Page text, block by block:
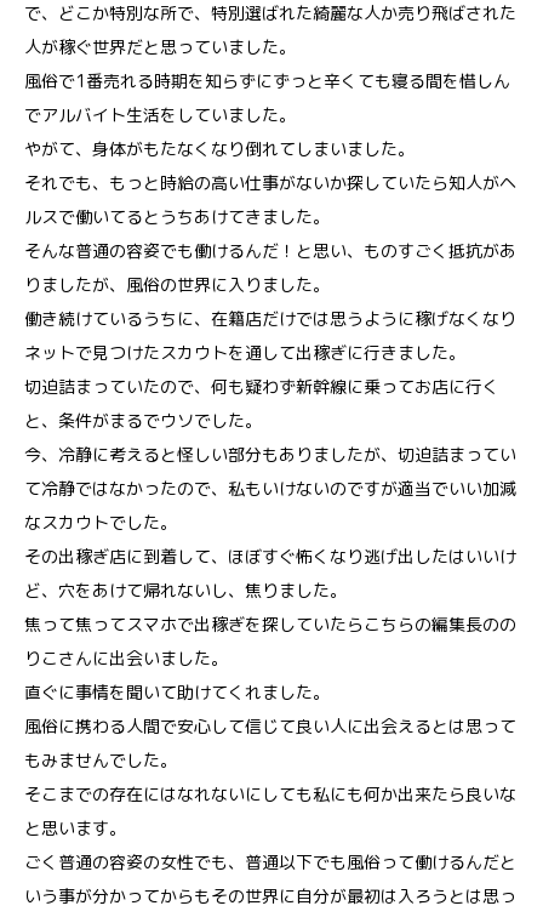
で、どこか特別な所で、特別選ばれた綺麗な人か売り飛ばされた
人が稼ぐ世界だと思っていました。
風俗で1番売れる時期を知らずにずっと辛くても寝る間を惜しん
でアルバイト生活をしていました。
やがて、身体がもたなくなり倒れてしまいました。
それでも、もっと時給の高い仕事がないか探していたら知人がヘ
ルスで働いてるとうちあけてきました。
そんな普通の容姿でも働けるんだ！と思い、ものすごく抵抗があ
りましたが、風俗の世界に入りました。
働き続けているうちに、在籍店だけでは思うように稼げなくなり
ネットで見つけたスカウトを通して出稼ぎに行きました。
切迫詰まっていたので、何も疑わず新幹線に乗ってお店に行く
と、条件がまるでウソでした。
今、冷静に考えると怪しい部分もありましたが、切迫詰まってい
て冷静ではなかったので、私もいけないのですが適当でいい加減
なスカウトでした。
その出稼ぎ店に到着して、ほぼすぐ怖くなり逃げ出したはいいけ
ど、穴をあけて帰れないし、焦りました。
焦って焦ってスマホで出稼ぎを探していたらこちらの編集長のの
りこさんに出会いました。
直ぐに事情を聞いて助けてくれました。
風俗に携わる人間で安心して信じて良い人に出会えるとは思って
もみませんでした。
そこまでの存在にはなれないにしても私にも何か出来たら良いな
と思います。
ごく普通の容姿の女性でも、普通以下でも風俗って働けるんだと
いう事が分かってからもその世界に自分が最初は入ろうとは思っ